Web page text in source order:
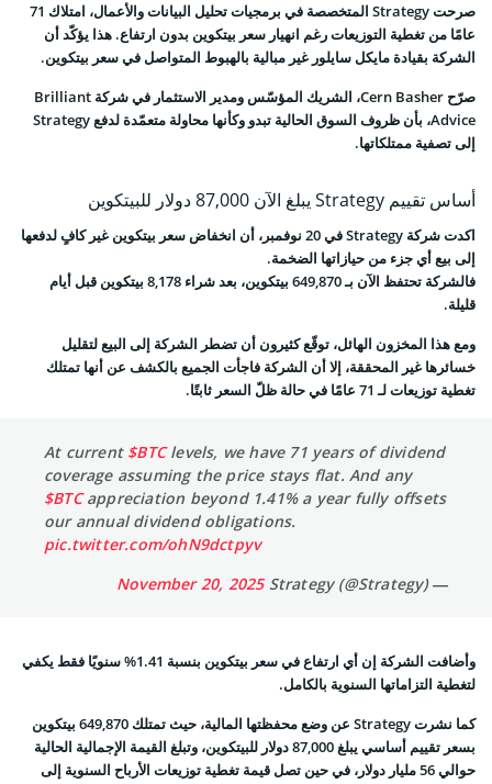
صرحت Strategy المتخصصة في برمجيات تحليل البيانات والأعمال، امتلاك 71
عامًا من تغطية التوزيعات رغم انهيار سعر بيتكوين بدون ارتفاع. هذا يؤكّد أن
الشركة بقيادة مايكل سايلور غير مبالية بالهبوط المتواصل في سعر بيتكوين.
صرّح Cern Basher، الشريك المؤسّس ومدير الاستثمار في شركة Brilliant
Advice، بأن ظروف السوق الحالية تبدو وكأنها محاولة متعمّدة لدفع Strategy
إلى تصفية ممتلكاتها.
أساس تقييم Strategy يبلغ الآن 87,000 دولار للبيتكوين
اكدت شركة Strategy في 20 نوفمبر، أن انخفاض سعر بيتكوين غير كافٍ لدفعها
إلى بيع أي جزء من حيازاتها الضخمة.
فالشركة تحتفظ الآن بـ 649,870 بيتكوين، بعد شراء 8,178 بيتكوين قبل أيام
قليلة.
ومع هذا المخزون الهائل، توقّع كثيرون أن تضطر الشركة إلى البيع لتقليل
خسائرها غير المحققة، إلا أن الشركة فاجأت الجميع بالكشف عن أنها تمتلك
تغطية توزيعات لـ 71 عامًا في حالة ظلّ السعر ثابتًا.
At current $BTClevels, we have 71 years of dividend
coverage assuming the price stays flat. And any
$BTCappreciation beyond 1.41% a year fully offsets
our annual dividend obligations.
pic.twitter.com/ohN9dctpyv
— Strategy (@Strategy)
November 20, 2025
وأضافت الشركة إن أي ارتفاع في سعر بيتكوين بنسبة 1.41% سنويًا فقط يكفي
لتغطية التزاماتها السنوية بالكامل.
كما نشرت Strategy عن وضع محفظتها المالية، حيث تمتلك 649,870 بيتكوين
بسعر تقييم أساسي يبلغ 87,000 دولار للبيتكوين، وتبلغ القيمة الإجمالية الحالية
حوالي 56 مليار دولار، في حين تصل قيمة تغطية توزيعات الأرباح السنوية إلى